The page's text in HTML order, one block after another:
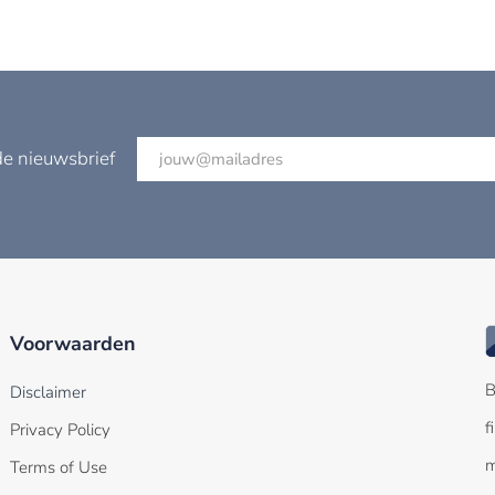
nieuwsbrief
Voorwaarden
Disclaimer
Privacy Policy
Terms of Use